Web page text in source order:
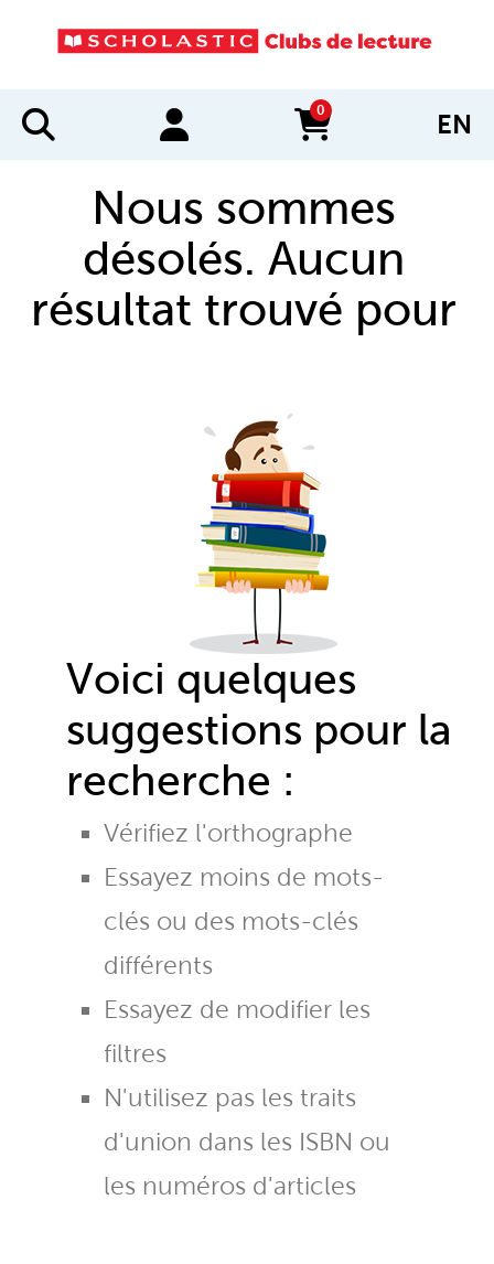
0
items in cart EN
Nous sommes
désolés. Aucun
résultat trouvé pour
Voici quelques
suggestions pour la
recherche :
Vérifiez l'orthographe
Essayez moins de mots-
clés ou des mots-clés
différents
Essayez de modifier les
filtres
N'utilisez pas les traits
d'union dans les ISBN ou
les numéros d'articles